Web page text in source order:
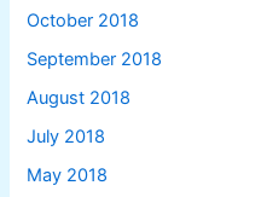
October 2018
September 2018
August 2018
July 2018
May 2018